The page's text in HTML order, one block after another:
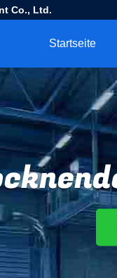
Co., Ltd.
Startseite